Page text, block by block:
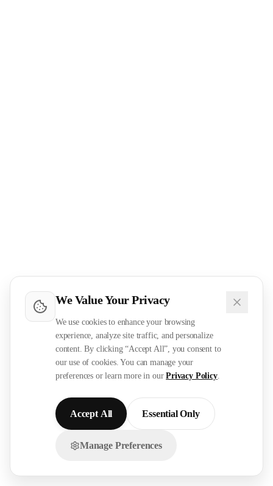
We Value Your Privacy
We use cookies to enhance your browsing
experience, analyze site traffic, and personalize
content. By clicking “Accept All”, you consent to
our use of cookies. You can manage your
preferences or learn more in our Privacy Policy.
Accept All Essential Only
Manage Preferences